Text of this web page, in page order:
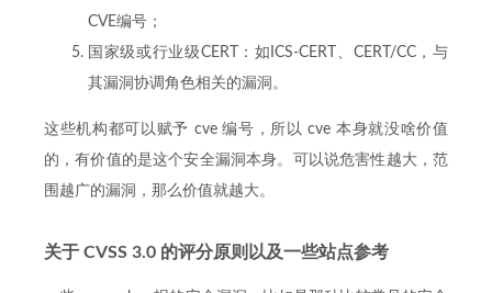
CVE编号；
国家级或行业级CERT：如ICS-CERT、CERT/CC，与
其漏洞协调角色相关的漏洞。
这些机构都可以赋予 cve 编号，所以 cve 本身就没啥价值
的，有价值的是这个安全漏洞本身。可以说危害性越大，范
围越广的漏洞，那么价值就越大。
关于 CVSS 3.0 的评分原则以及一些站点参考